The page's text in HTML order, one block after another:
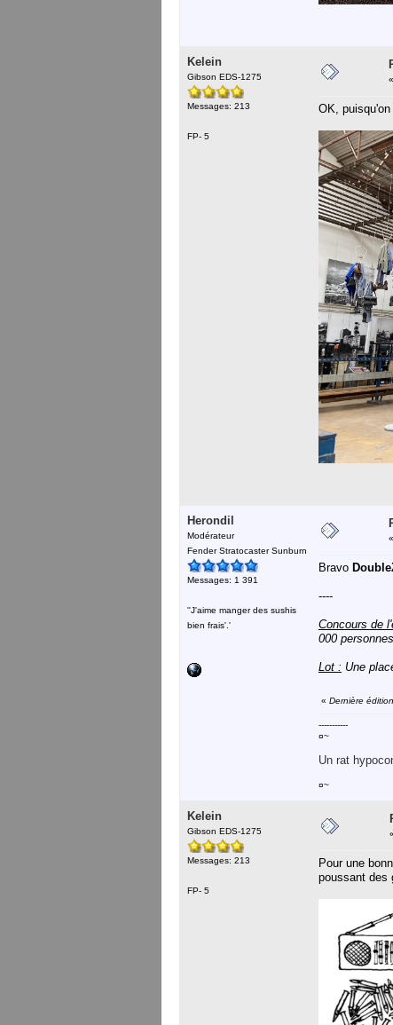
Kelein
Gibson EDS-1275
Messages: 213
FP- 5
«
OK,
Herondil
Modérateur
Fender Stratocaster Sunburn
Messages: 1 391
''J'aime manger des sushis
bien frais'.'
«
Bravo
----
Concours de
000
Lot : Une
« Dernière
-----------
¤~
Un rat
¤~
Kelein
Gibson EDS-1275
Messages: 213
FP- 5
«
Pour une
poussant des